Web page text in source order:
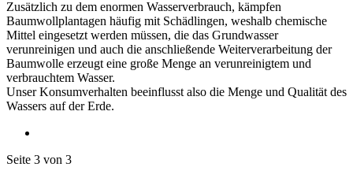
Zusätzlich zu dem enormen Wasserverbrauch, kämpfen
Baumwollplantagen häufig mit Schädlingen, weshalb chemische
Mittel eingesetzt werden müssen, die das Grundwasser
verunreinigen und auch die anschließende Weiterverarbeitung der
Baumwolle erzeugt eine große Menge an verunreinigtem und
verbrauchtem Wasser.
Unser Konsumverhalten beeinflusst also die Menge und Qualität des
Wassers auf der Erde.
Seite 3 von 3